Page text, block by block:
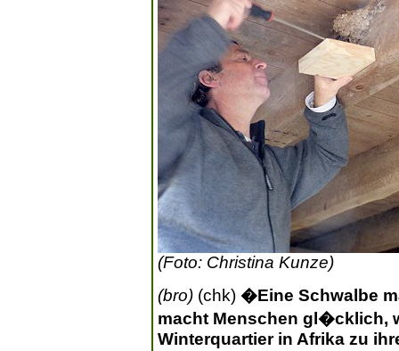
(Foto: Christina Kunze)
(bro) (chk) �Eine Schwalbe
macht Menschen gl�cklich,
Winterquartier in Afrika zu